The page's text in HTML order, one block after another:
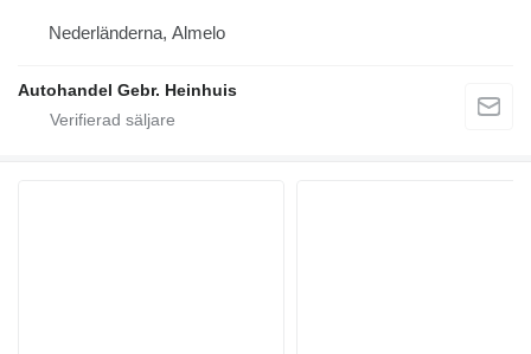
Nederländerna, Almelo
Autohandel Gebr. Heinhuis